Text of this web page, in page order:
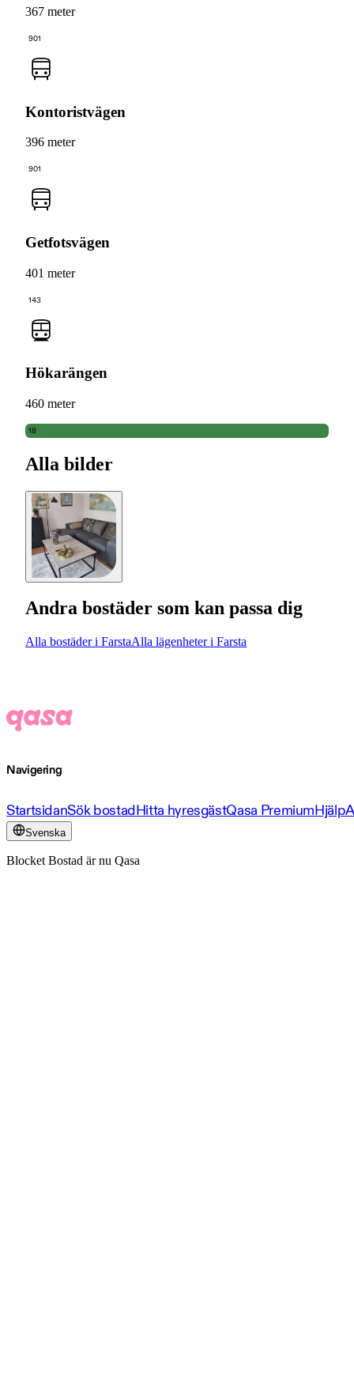
367 meter
901
Kontoristvägen
396 meter
901
Getfotsvägen
401 meter
143
Hökarängen
460 meter
18
Alla bilder
Andra bostäder som kan passa dig
Alla bostäder i FarstaAlla lägenheter i Farsta
Navigering
StartsidanSök bostadHitta hyresgästQasa PremiumHjälp
Svenska
Blocket Bostad är nu Qasa